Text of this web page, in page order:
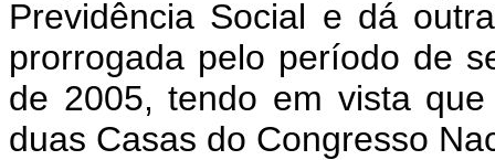
Previdência Social e dá
prorrogada pelo período de
de 2005, tendo em vista
duas Casas do Congresso